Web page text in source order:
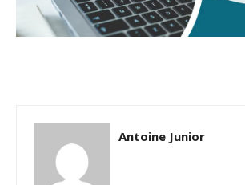
Antoine Junior